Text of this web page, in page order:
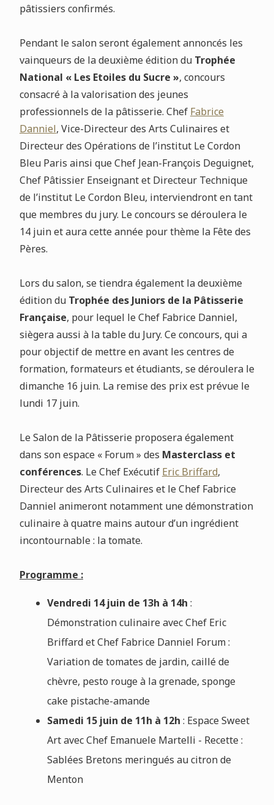
pâtissiers confirmés.
Pendant le salon seront également annoncés les
vainqueurs de la deuxième édition du Trophée
National « Les Etoiles du Sucre », concours
consacré à la valorisation des jeunes
professionnels de la pâtisserie. Chef Fabrice
Danniel, Vice-Directeur des Arts Culinaires et
Directeur des Opérations de l’institut Le Cordon
Bleu Paris ainsi que Chef Jean-François Deguignet,
Chef Pâtissier Enseignant et Directeur Technique
de l’institut Le Cordon Bleu, interviendront en tant
que membres du jury. Le concours se déroulera le
14 juin et aura cette année pour thème la Fête des
Pères.
Lors du salon, se tiendra également la deuxième
édition du Trophée des Juniors de la Pâtisserie
Française, pour lequel le Chef Fabrice Danniel,
siègera aussi à la table du Jury. Ce concours, qui a
pour objectif de mettre en avant les centres de
formation, formateurs et étudiants, se déroulera le
dimanche 16 juin. La remise des prix est prévue le
lundi 17 juin.
Le Salon de la Pâtisserie proposera également
dans son espace « Forum » des Masterclass et
conférences. Le Chef Exécutif Eric Briffard,
Directeur des Arts Culinaires et le Chef Fabrice
Danniel animeront notamment une démonstration
culinaire à quatre mains autour d’un ingrédient
incontournable : la tomate.
Programme :
Vendredi 14 juin de 13h à 14h :
Démonstration culinaire avec Chef Eric
Briffard et Chef Fabrice Danniel Forum :
Variation de tomates de jardin, caillé de
chèvre, pesto rouge à la grenade, sponge
cake pistache-amande
Samedi 15 juin de 11h à 12h : Espace Sweet
Art avec Chef Emanuele Martelli - Recette :
Sablées Bretons meringués au citron de
Menton